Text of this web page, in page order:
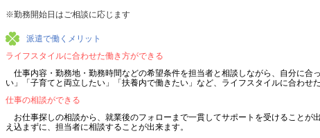
※勤務開始日はご相談に応じます
派遣で働くメリット
ライフスタイルに合わせた働き方ができる
仕事内容・勤務地・勤務時間などの希望条件を担当者と相談しながら、自分に
い」「子育てと両立したい」「扶養内で働きたい」など、ライフスタイルに合わせ
仕事の相談ができる
お仕事探しの相談から、就業後のフォローまで一貫してサポートを受けること
え込まずに、担当者に相談することが出来ます。